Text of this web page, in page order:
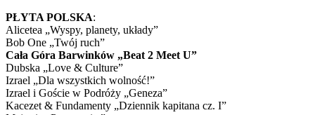
PŁYTA POLSKA:
Alicetea „Wyspy, planety, układy”
Bob One „Twój ruch”
Cała Góra Barwinków „Beat 2 Meet U”
Dubska „Love & Culture”
Izrael „Dla wszystkich wolność!”
Izrael i Goście w Podróży „Geneza”
Kacezet & Fundamenty „Dziennik kapitana cz. I”